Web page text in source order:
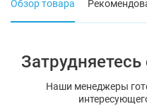
Обзор товара
Наши менеджеры